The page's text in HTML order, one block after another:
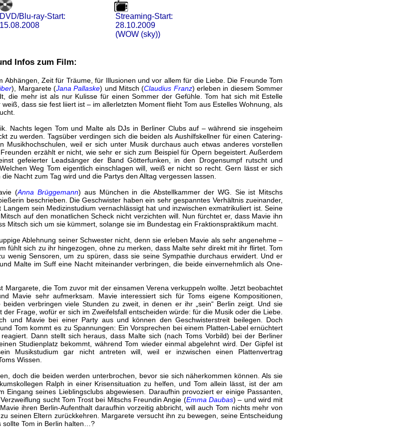
DVD/Blu-ray-Start:
15.08.2008
Streaming-Start:
28.10.2009
(WOW (sky))
Infos zum Film:
Abhängen, Zeit für Träume, für Illusionen und vor allem für die Liebe. Die Freunde Tom
), Margarete (Jana Pallaske) und Mitsch (Claudius Franz) erleben in diesem Sommer
die mehr ist als nur Kulisse für einen Sommer der Gefühle. Tom hat sich mit Estelle
dass sie fest liiert ist – im allerletzten Moment flieht Tom aus Estelles Wohnung, als
Nachts legen Tom und Malte als DJs in Berliner Clubs auf – während sie insgeheim
zu werden. Tagsüber verdingen sich die beiden als Aushilfskellner für einen Catering-
Musikhochschulen, weil er sich unter Musik durchaus auch etwas anderes vorstellen
erzählt er nicht, wie sehr er sich zum Beispiel für Opern begeistert. Außerdem
gefeierter Leadsänger der Band Götterfunken, in den Drogensumpf rutscht und
Weg Tom eigentlich einschlagen will, weiß er nicht so recht. Gern lässt er sich
Nacht zum Tag wird und die Partys den Alltag vergessen lassen.
(Anna Brüggemann) aus München in die Abstellkammer der WG. Sie ist Mitschs
beschrieben. Die Geschwister haben ein sehr gespanntes Verhältnis zueinander,
sein Medizinstudium vernachlässigt hat und inzwischen exmatrikuliert ist. Seine
auf den monatlichen Scheck nicht verzichten will. Nun fürchtet er, dass Mavie ihn
Mitsch sich um sie kümmert, solange sie im Bundestag ein Fraktionspraktikum macht.
Ablehnung seiner Schwester nicht, denn sie erleben Mavie als sehr angenehme –
fühlt sich zu ihr hingezogen, ohne zu merken, dass Malte sehr direkt mit ihr flirtet. Tom
wenig Sensoren, um zu spüren, dass sie seine Sympathie durchaus erwidert. Und er
Malte im Suff eine Nacht miteinander verbringen, die beide einvernehmlich als One-
Margarete, die Tom zuvor mit der einsamen Verena verkuppeln wollte. Jetzt beobachtet
Mavie sehr aufmerksam. Mavie interessiert sich für Toms eigene Kompositionen,
verbringen viele Stunden zu zweit, in denen er ihr „sein“ Berlin zeigt. Und sie
Frage, wofür er sich im Zweifelsfall entscheiden würde: für die Musik oder die Liebe.
und Mavie bei einer Party aus und können den Geschwisterstreit beilegen. Doch
Tom kommt es zu Spannungen: Ein Vorsprechen bei einem Platten-Label ernüchtert
Dann stellt sich heraus, dass Malte sich (nach Toms Vorbild) bei der Berliner
Studienplatz bekommt, während Tom wieder einmal abgelehnt wird. Der Gipfel ist
Musikstudium gar nicht antreten will, weil er inzwischen einen Plattenvertrag
Wissen.
doch die beiden werden unterbrochen, bevor sie sich näherkommen können. Als sie
Ralph in einer Krisensituation zu helfen, und Tom allein lässt, ist der am
Eingang seines Lieblingsclubs abgewiesen. Daraufhin provoziert er einige Passanten,
sucht Tom Trost bei Mitschs Freundin Angie (Emma Daubas) – und wird mit
ihren Berlin-Aufenthalt daraufhin vorzeitig abbricht, will auch Tom nichts mehr von
seinen Eltern zurückkehren. Margarete versucht ihn zu bewegen, seine Entscheidung
sollte Tom in Berlin halten…?